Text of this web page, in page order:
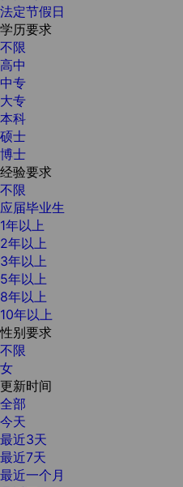
法定节假日
学历要求
不限
高中
中专
大专
本科
硕士
博士
经验要求
不限
应届毕业生
1年以上
2年以上
3年以上
5年以上
8年以上
10年以上
性别要求
不限
女
更新时间
全部
今天
最近3天
最近7天
最近一个月